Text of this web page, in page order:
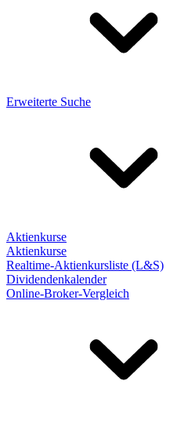
Erweiterte Suche
Aktienkurse
Aktienkurse
Realtime-Aktienkursliste (L&S)
Dividendenkalender
Online-Broker-Vergleich